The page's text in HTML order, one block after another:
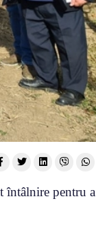
întâlnire pentru a